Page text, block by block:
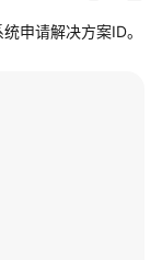
申请解决方案ID。